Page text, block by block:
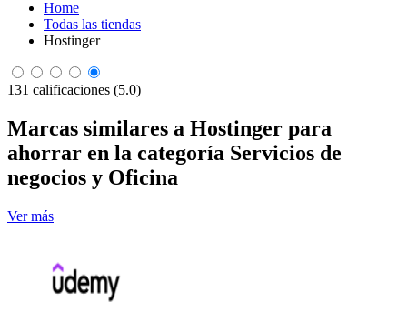
Home
Todas las tiendas
Hostinger
131 calificaciones (5.0)
Marcas similares a Hostinger para
ahorrar en la categoría Servicios de
negocios y Oficina
Ver más